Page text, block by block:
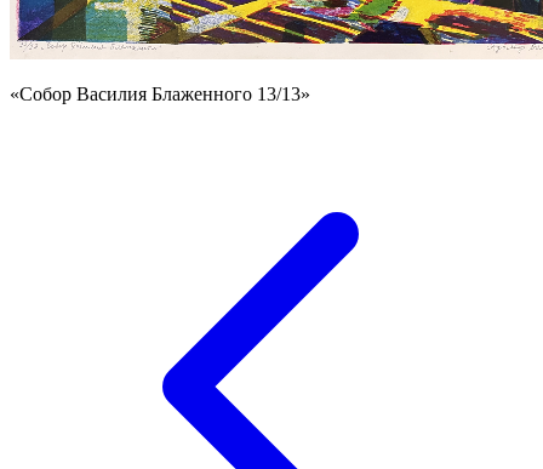
«Собор Василия Блаженного 13/13»